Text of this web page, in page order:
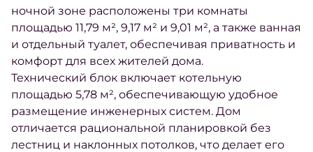
ночной зоне расположены три комнаты
площадью 11,79 м², 9,17 м² и 9,01 м², а также ванная
и отдельный туалет, обеспечивая приватность и
комфорт для всех жителей дома.
Технический блок включает котельную
площадью 5,78 м², обеспечивающую удобное
размещение инженерных систем. Дом
отличается рациональной планировкой без
лестниц и наклонных потолков, что делает его